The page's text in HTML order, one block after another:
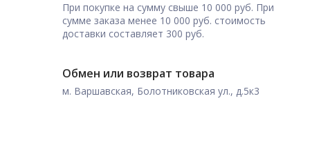
При покупке на сумму свыше 10 000 руб. При
сумме заказа менее 10 000 руб. стоимость
доставки составляет 300 руб.
Обмен или возврат товара
м. Варшавская, Болотниковская ул., д.5к3